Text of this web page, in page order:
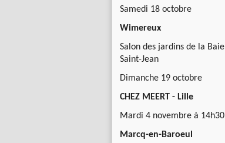
Samedi 18 octobre
Wimereux
Salon des jardins de la Baie
Saint-Jean
Dimanche 19 octobre
CHEZ MEERT - Lille
Mardi 4 novembre à 14h30
Marcq-en-Baroeul